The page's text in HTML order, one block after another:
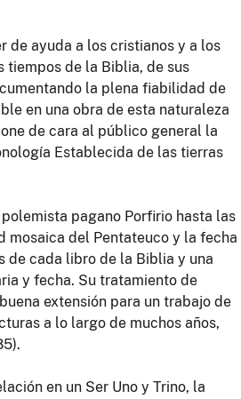
de ayuda a los cristianos y a los
tiempos de la Biblia, de sus
la plena fiabilidad de
en una obra de esta naturaleza
de cara al público general la
Establecida de las tierras
pagano Porfirio hasta las
mosaica del Pentateuco y la fecha
de cada libro de la Biblia y una
y fecha. Su tratamiento de
extensión para un trabajo de
a lo largo de muchos años,
en un Ser Uno y Trino, la